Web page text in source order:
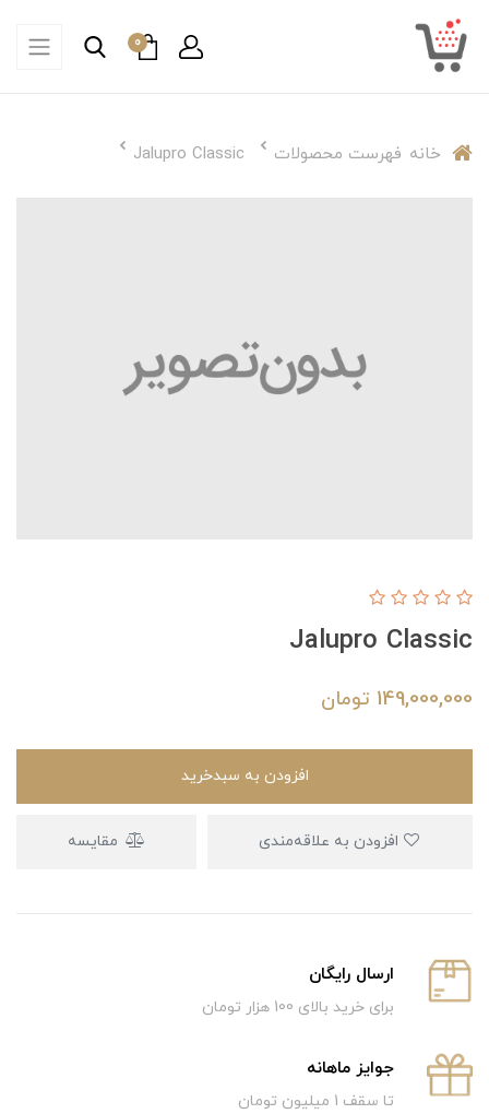
0
خانه فهرست محصولات Jalupro Classic
Jalupro Classic
149,000,000 تومان
افزودن به سبدخرید
مقایسه
ارسال رایگان
برای خرید بالای 100 هزار تومان
جوایز ماهانه
تا سقف 1 میلیون تومان